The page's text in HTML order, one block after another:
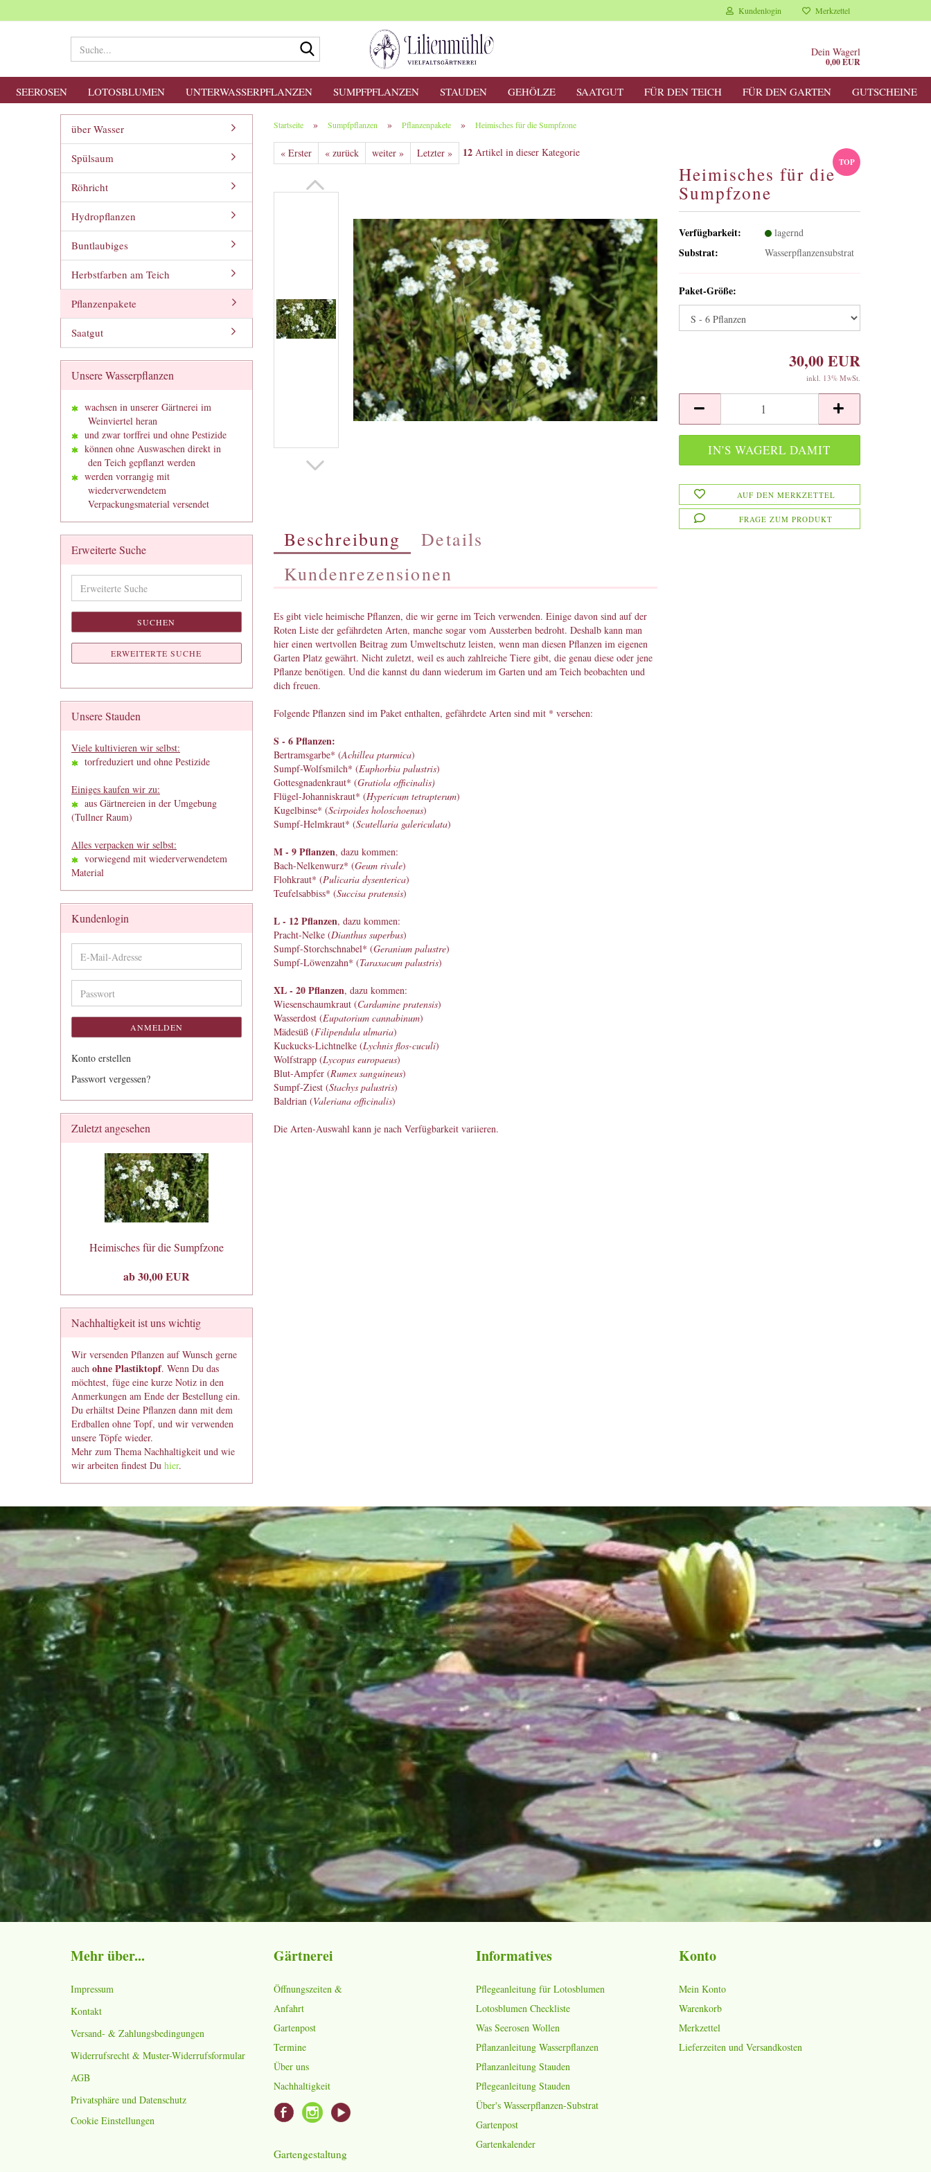
Kundenlogin Merkzettel
Dein Wagerl
0,00 EUR
SEEROSEN LOTOSBLUMEN UNTERWASSERPFLANZEN SUMPFPFLANZEN STAUDEN GEHÖLZE SAATGUT FÜR DEN TEICH FÜR DEN GARTEN GUTSCHEINE
Startseite » Sumpfpflanzen » Pflanzenpakete » Heimisches für die Sumpfzone
« Erster « zurück weiter » Letzter » 12Artikel in dieser Kategorie
TOP
Heimisches für die
Sumpfzone
Verfügbarkeit: lagernd
Substrat: Wasserpflanzensubstrat
Paket-Größe:
30,00 EUR
inkl. 13% MwSt.
AUF DEN MERKZETTEL
FRAGE ZUM PRODUKT
Beschreibung
Details
Kundenrezensionen
Es gibt viele heimische Pflanzen, die wir gerne im Teich verwenden. Einige davon sind auf der
Roten Liste der gefährdeten Arten, manche sogar vom Aussterben bedroht. Deshalb kann man
hier einen wertvollen Beitrag zum Umweltschutz leisten, wenn man diesen Pflanzen im eigenen
Garten Platz gewährt. Nicht zuletzt, weil es auch zahlreiche Tiere gibt, die genau diese oder jene
Pflanze benötigen. Und die kannst du dann wiederum im Garten und am Teich beobachten und
dich freuen.
Folgende Pflanzen sind im Paket enthalten, gefährdete Arten sind mit * versehen:
S - 6 Pflanzen:
Bertramsgarbe* (Achillea ptarmica)
Sumpf-Wolfsmilch* (Euphorbia palustris)
Gottesgnadenkraut* (Gratiola officinalis)
Flügel-Johanniskraut* (Hypericum tetrapterum)
Kugelbinse* (Scirpoides holoschoenus)
Sumpf-Helmkraut* (Scutellaria galericulata)
M - 9 Pflanzen, dazu kommen:
Bach-Nelkenwurz* (Geum rivale)
Flohkraut* (Pulicaria dysenterica)
Teufelsabbiss* (Succisa pratensis)
L - 12 Pflanzen, dazu kommen:
Pracht-Nelke (Dianthus superbus)
Sumpf-Storchschnabel* (Geranium palustre)
Sumpf-Löwenzahn* (Taraxacum palustris)
XL - 20 Pflanzen, dazu kommen:
Wiesenschaumkraut (Cardamine pratensis)
Wasserdost (Eupatorium cannabinum)
Mädesüß (Filipendula ulmaria)
Kuckucks-Lichtnelke (Lychnis flos-cuculi)
Wolfstrapp (Lycopus europaeus)
Blut-Ampfer (Rumex sanguineus)
Sumpf-Ziest (Stachys palustris)
Baldrian (Valeriana officinalis)
Die Arten-Auswahl kann je nach Verfügbarkeit variieren.
über Wasser
Spülsaum
Röhricht
Hydropflanzen
Buntlaubiges
Herbstfarben am Teich
Pflanzenpakete
Saatgut
Unsere Wasserpflanzen
wachsen in unserer Gärtnerei im
Weinviertel heran
und zwar torffrei und ohne Pestizide
können ohne Auswaschen direkt in
den Teich gepflanzt werden
werden vorrangig mit
wiederverwendetem
Verpackungsmaterial versendet
Erweiterte Suche
Suche
SUCHEN
ERWEITERTE SUCHE
Unsere Stauden
Viele kultivieren wir selbst:
torfreduziert und ohne Pestizide
Einiges kaufen wir zu:
aus Gärtnereien in der Umgebung
(Tullner Raum)
Alles verpacken wir selbst:
vorwiegend mit wiederverwendetem
Material
Kundenlogin
E-
Mail-
Adresse
Passwort
ANMELDEN
Konto erstellen
Passwort vergessen?
Zuletzt angesehen
Heimisches für die Sumpfzone
ab 30,00 EUR
Nachhaltigkeit ist uns wichtig
Wir versenden Pflanzen auf Wunsch gerne
auch ohne Plastiktopf. Wenn Du das
möchtest, füge eine kurze Notiz in den
Anmerkungen am Ende der Bestellung ein.
Du erhältst Deine Pflanzen dann mit dem
Erdballen ohne Topf, und wir verwenden
unsere Töpfe wieder.
Mehr zum Thema Nachhaltigkeit und wie
wir arbeiten findest Du hier.
Mehr über...
Impressum
Kontakt
Versand- & Zahlungsbedingungen
Widerrufsrecht & Muster-Widerrufsformular
AGB
Privatsphäre und Datenschutz
Cookie Einstellungen
Gärtnerei
Öffnungszeiten &
Anfahrt
Gartenpost
Termine
Über uns
Nachhaltigkeit
Gartengestaltung
Informatives
Pflegeanleitung für Lotosblumen
Lotosblumen Checkliste
Was Seerosen Wollen
Pflanzanleitung Wasserpflanzen
Pflanzanleitung Stauden
Pflegeanleitung Stauden
Über's Wasserpflanzen-Substrat
Gartenpost
Gartenkalender
Konto
Mein Konto
Warenkorb
Merkzettel
Lieferzeiten und Versandkosten